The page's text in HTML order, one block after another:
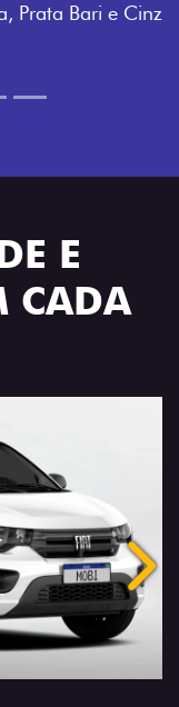
Bari e Cinza
E
CADA